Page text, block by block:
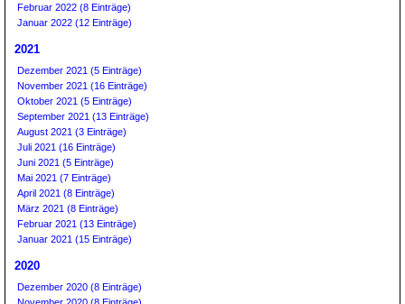
Februar 2022 (8 Einträge)
Januar 2022 (12 Einträge)
2021
Dezember 2021 (5 Einträge)
November 2021 (16 Einträge)
Oktober 2021 (5 Einträge)
September 2021 (13 Einträge)
August 2021 (3 Einträge)
Juli 2021 (16 Einträge)
Juni 2021 (5 Einträge)
Mai 2021 (7 Einträge)
April 2021 (8 Einträge)
März 2021 (8 Einträge)
Februar 2021 (13 Einträge)
Januar 2021 (15 Einträge)
2020
Dezember 2020 (8 Einträge)